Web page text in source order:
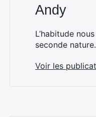
Andy
L’habitude
seconde
Voir les